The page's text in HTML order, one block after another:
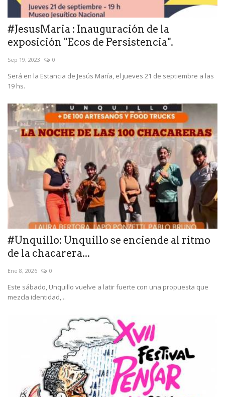
#JesusMaria : Inauguración de la
exposición "Ecos de Persistencia".
Sep 19, 2023 0
Será en la Estancia de Jesús María, el jueves 21 de septiembre a las
19 hs.
#Unquillo: Unquillo se enciende al ritmo
de la chacarera...
Ene 8, 2026 0
Este sábado, Unquillo vuelve a latir fuerte con una propuesta que
mezcla identidad,...